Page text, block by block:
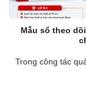
Mẫu sổ theo
Trong công tác